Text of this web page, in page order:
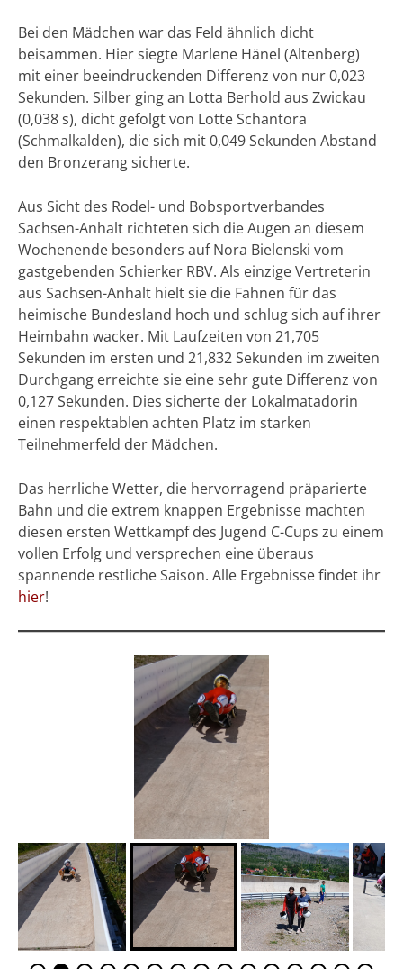
Bei den Mädchen war das Feld ähnlich dicht
beisammen. Hier siegte Marlene Hänel (Altenberg)
mit einer beeindruckenden Differenz von nur 0,023
Sekunden. Silber ging an Lotta Berhold aus Zwickau
(0,038 s), dicht gefolgt von Lotte Schantora
(Schmalkalden), die sich mit 0,049 Sekunden Abstand
den Bronzerang sicherte.
Aus Sicht des Rodel- und Bobsportverbandes
Sachsen-Anhalt richteten sich die Augen an diesem
Wochenende besonders auf Nora Bielenski vom
gastgebenden Schierker RBV. Als einzige Vertreterin
aus Sachsen-Anhalt hielt sie die Fahnen für das
heimische Bundesland hoch und schlug sich auf ihrer
Heimbahn wacker. Mit Laufzeiten von 21,705
Sekunden im ersten und 21,832 Sekunden im zweiten
Durchgang erreichte sie eine sehr gute Differenz von
0,127 Sekunden. Dies sicherte der Lokalmatadorin
einen respektablen achten Platz im starken
Teilnehmerfeld der Mädchen.
Das herrliche Wetter, die hervorragend präparierte
Bahn und die extrem knappen Ergebnisse machten
diesen ersten Wettkampf des Jugend C-Cups zu einem
vollen Erfolg und versprechen eine überaus
spannende restliche Saison. Alle Ergebnisse findet ihr
hier!